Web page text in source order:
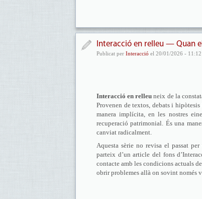
Interacció en relleu — Quan
Publicat per Interacció el 20/01/2026 - 11:12
Interacció en relleu neix de la
Provenen de textos, debats i
manera implícita, en les nostres
recuperació patrimonial. És una
canviat radicalment.
Aquesta sèrie no revisa el passat
parteix d’un article del fons
contacte amb les condicions actuals
obrir problemes allà on sovint només